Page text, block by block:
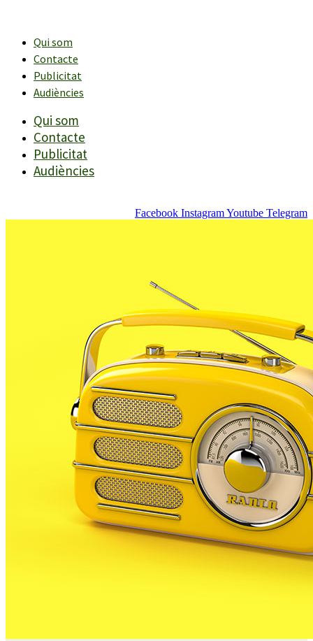
contingutQui som
Contacte
Publicitat
Audiències
Qui som
Contacte
Publicitat
Audiències
Facebook InstagramYoutube Telegram